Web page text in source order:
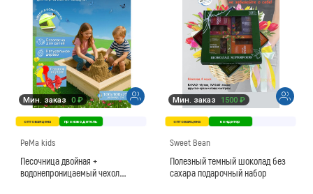
Мин. заказ 0 ₽
оптовая цена производитель
PeMa kids
Песочница двойная +
водонепроницаемый чехол
Мин. заказ 1500 ₽
оптовая цена кондитер
Sweet Bean
Полезный темный шоколад без
сахара подарочный набор